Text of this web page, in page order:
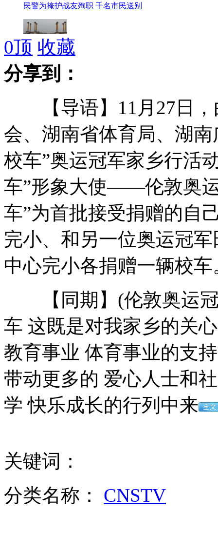
民警为掩护战友殉职 千名市民送别
贫困县斥资百万建"香烟"门
大楼爆破不告知 居民当地震很恐慌
女教师艳照网上疯传被开除
河南航模老人变废为宝追寻"飞天梦"
北京火锅店多用管道燃气电磁炉
专家解码首列高寒高铁列车防寒设计
山西运城恶犬咬伤多人 警民合力深夜将其击毙
女孩北京地铁殴打老人 痛下狠手拳打脚踢
外交部：反对强权政治霸凌主义
外交部：有关国家言论片面不公正
0顶 收藏
分享到：
【导语】11月27日，
会、湖南省体育局、湖
校车”奥运冠军家乡行活
车”形象大使——伦敦奥
车”为首批接受捐赠的自
完小、和另一位奥运冠
中心完小各捐赠一辆校车
【同期】(伦敦奥运冠
车 这既是对我家乡的关
教育事业 体育事业的支
带动更多的 爱心人士和
学 快乐成长的行列中来
关键词：
分类名称： CNSTV